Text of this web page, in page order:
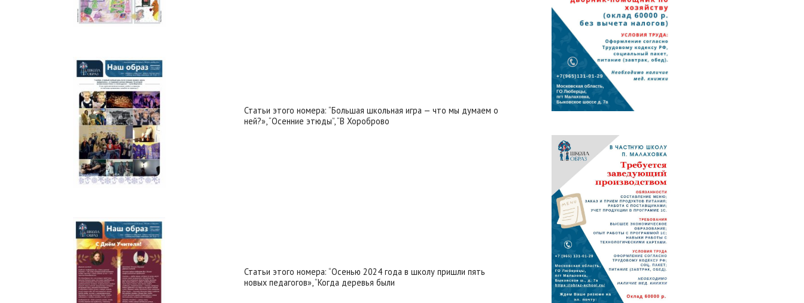
Статьи этого номера: “Большая школьная игра — что мы думаем о
ней?», “Осенние этюды”, “В Хороброво
Статьи этого номера: “Осенью 2024 года в школу пришли пять
новых педагогов», “Когда деревья были